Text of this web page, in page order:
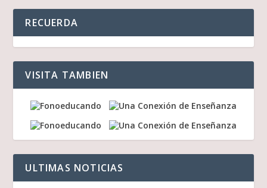
RECUERDA
VISITA TAMBIEN
ULTIMAS NOTICIAS